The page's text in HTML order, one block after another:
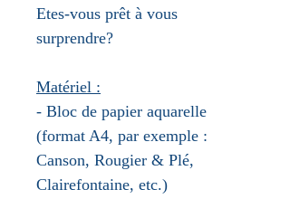
Etes-vous prêt à vous
surprendre?
Matériel :
- Bloc de papier aquarelle
(format A4, par exemple :
Canson, Rougier & Plé,
Clairefontaine, etc.)